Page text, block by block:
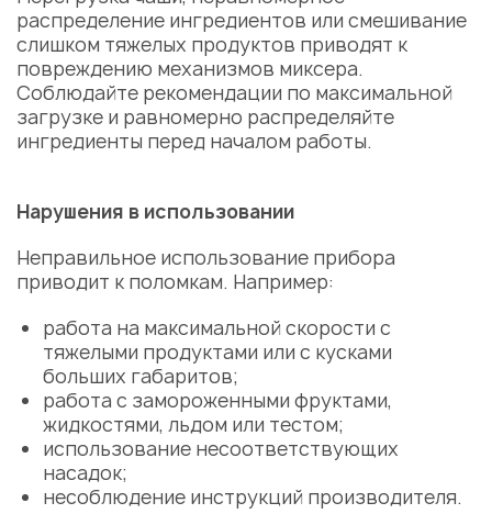
распределение ингредиентов или смешивание
слишком тяжелых продуктов приводят к
повреждению механизмов миксера.
Соблюдайте рекомендации по максимальной
загрузке и равномерно распределяйте
ингредиенты перед началом работы.
Нарушения в использовании
Неправильное использование прибора
приводит к поломкам. Например:
работа на максимальной скорости с
тяжелыми продуктами или с кусками
больших габаритов;
работа с замороженными фруктами,
жидкостями, льдом или тестом;
использование несоответствующих
насадок;
несоблюдение инструкций производителя.